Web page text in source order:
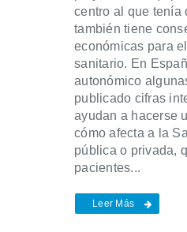
centro al que tenía
también tiene
económicas para
sanitario. En
autonómico
publicado cifras
ayudan a hacerse
cómo afecta a la
pública o privada,
pacientes...
Leer Más